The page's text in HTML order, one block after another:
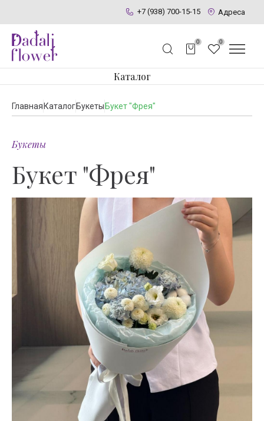
+7 (938) 700-15-15 Адреса
0 0
Каталог
Главная КаталогБукеты Букет "Фрея"
Букеты
Букет "Фрея"